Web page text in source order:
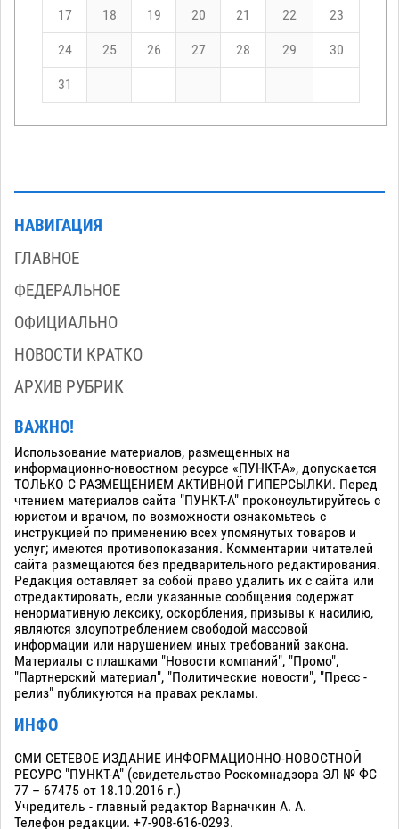
17 18 19 20 21 22 23
24 25 26 27 28 29 30
31
НАВИГАЦИЯ
ГЛАВНОЕ
ФЕДЕРАЛЬНОЕ
ОФИЦИАЛЬНО
НОВОСТИ КРАТКО
АРХИВ РУБРИК
ВАЖНО!
Использование материалов, размещенных на
информационно-новостном ресурсе «ПУНКТ-А», допускается
ТОЛЬКО С РАЗМЕЩЕНИЕМ АКТИВНОЙ ГИПЕРСЫЛКИ. Перед
чтением материалов сайта "ПУНКТ-А" проконсультируйтесь с
юристом и врачом, по возможности ознакомьтесь с
инструкцией по применению всех упомянутых товаров и
услуг; имеются противопоказания. Комментарии читателей
сайта размещаются без предварительного редактирования.
Редакция оставляет за собой право удалить их с сайта или
отредактировать, если указанные сообщения содержат
ненормативную лексику, оскорбления, призывы к насилию,
являются злоупотреблением свободой массовой
информации или нарушением иных требований закона.
Материалы с плашками "Новости компаний", "Промо",
"Партнерский материал", "Политические новости", "Пресс -
релиз" публикуются на правах рекламы.
ИНФО
СМИ СЕТЕВОЕ ИЗДАНИЕ ИНФОРМАЦИОННО-НОВОСТНОЙ
РЕСУРС "ПУНКТ-А" (свидетельство Роскомнадзора ЭЛ № ФС
77 – 67475 от 18.10.2016 г.)
Учредитель - главный редактор Варначкин А. А.
Телефон редакции. +7-908-616-0293.